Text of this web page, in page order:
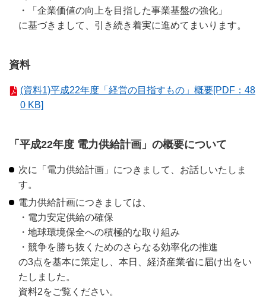
・「企業価値の向上を目指した事業基盤の強化」
に基づきまして、引き続き着実に進めてまいります。
資料
(資料1)平成22年度「経営の目指すもの」概要[PDF：48
0 KB]
「平成22年度 電力供給計画」の概要について
次に「電力供給計画」につきまして、お話しいたしま
す。
電力供給計画につきましては、
・電力安定供給の確保
・地球環境保全への積極的な取り組み
・競争を勝ち抜くためのさらなる効率化の推進
の3点を基本に策定し、本日、経済産業省に届け出をい
たしました。
資料2をご覧ください。